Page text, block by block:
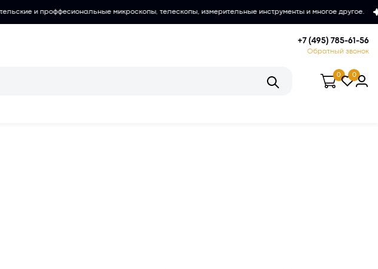
микроскопы, телескопы, измерительные инструменты и многое другое.
+7 (495) 785-61-56
Обратный звонок
0 0